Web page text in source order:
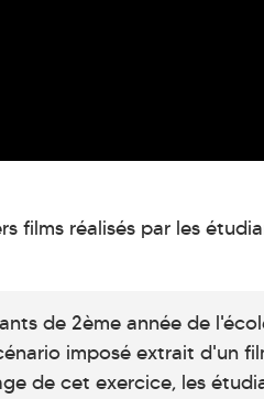
films réalisés par les
de 2ème année de
imposé extrait d'un
de cet exercice, les